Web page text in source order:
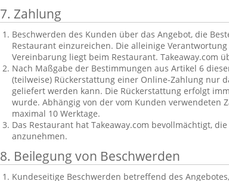
7. Zahlung
Beschwerden des Kunden über das Angebot, die
Restaurant einzureichen. Die alleinige
Vereinbarung liegt beim Restaurant. Takeaway.com
Nach Maßgabe der Bestimmungen aus Artikel 6
(teilweise) Rückerstattung einer Online-Zahlung nur
geliefert werden kann. Die Rückerstattung erfolgt
wurde. Abhängig von der vom Kunden
maximal 10 Werktage.
Das Restaurant hat Takeaway.com bevollmächtigt,
anzunehmen.
8. Beilegung von Beschwerden
Kundeseitige Beschwerden betreffend des